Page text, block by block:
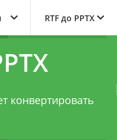
RTF до PPTX
конвертировать